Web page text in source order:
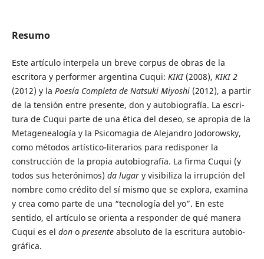
Resumo
Este artículo interpela un breve corpus de obras de la
escritora y perfor­mer argen­tina Cuqui: KIKI (2008), KIKI 2
(2012) y la Poe­sía Completa de Natsuki Miyoshi(2012), a partir
de la tensión entre presente, don y autobio­grafía. La escri­
tura de Cuqui parte de una ética del de­seo, se apropia de la
Metagenealogía y la Psicomagia de Alejan­dro Jodorowsky,
como méto­dos artístico-literarios para redis­po­ner la
construc­ción de la propia autobio­grafía. La firma Cuqui (y
todos sus heteró­nimos) da lugary visibiliza la irrupción del
nombre como crédito del sí mismo que se explora, exa­mina
y crea como parte de una “tecnología del yo”. En este
sentido, el ar­tículo se orienta a responder de qué manera
Cuqui es el dono presenteabsoluto de la escri­tura autobio­
gráfica.